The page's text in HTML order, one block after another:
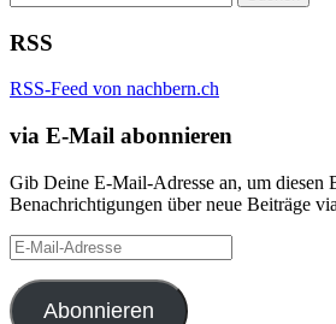
nach:
RSS
RSS-Feed von nachbern.ch
via E-Mail abonnieren
Gib Deine E-Mail-Adresse an, um diesen
Benachrichtigungen über neue Beiträge
E-
Mail-
Adresse
Abonnieren